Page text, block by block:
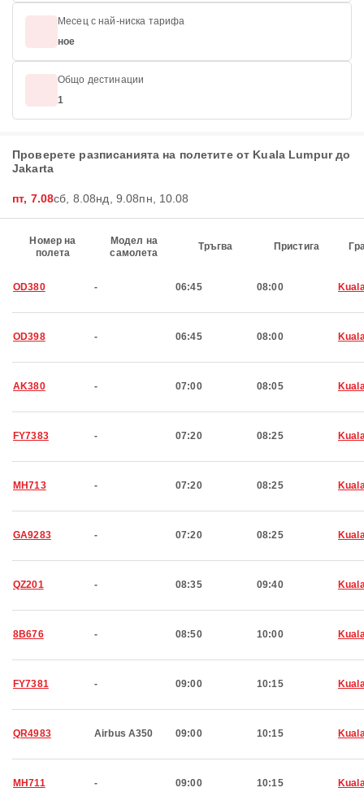
Месец с най-ниска тарифа
ное
Общо дестинации
1
Проверете разписанията на полетите от Kuala Lumpur до
Jakarta
пт, 7.08сб, 8.08нд, 9.08пн, 10.08
Номер на
полета
Модел на
самолета
Тръгва Пристига
OD380 - 06:45 08:00
OD398 - 06:45 08:00
AK380 - 07:00 08:05
FY7383 - 07:20 08:25
MH713 - 07:20 08:25
GA9283 - 07:20 08:25
QZ201 - 08:35 09:40
8B676 - 08:50 10:00
FY7381 - 09:00 10:15
QR4983 Airbus A350 09:00 10:15
MH711 - 09:00 10:15